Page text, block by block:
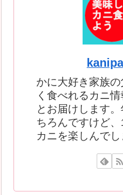
かに大好き家族
く食べれるカニ
とお届けします
ちろんですけど
カニを楽しんでし